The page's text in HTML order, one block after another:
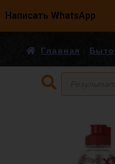
Написать WhatsApp
Главная